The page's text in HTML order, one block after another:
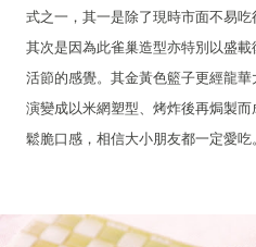
式之一，其一是除了現時市面不易
其次是因為此雀巢造型亦特別以盛
活節的感覺。其金黃色籃子更經龍
演變成以米網塑型、烤炸後再焗製
鬆脆口感，相信大小朋友都一定愛吃。